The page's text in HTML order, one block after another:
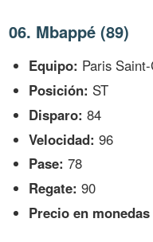
06. Mbappé (89)
Equipo: Paris
Posición: ST
Disparo: 84
Velocidad: 96
Pase: 78
Regate: 90
Precio en